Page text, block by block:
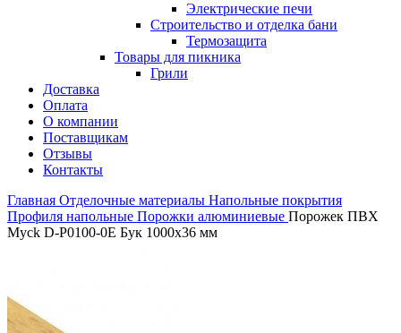
Электрические печи
Строительство и отделка бани
Термозащита
Товары для пикника
Грили
Доставка
Оплата
О компании
Поставщикам
Отзывы
Контакты
Главная Отделочные материалы Напольные покрытия
Профиля напольные Порожки алюминиевые Порожек ПВХ
Myck D-P0100-0E Бук 1000х36 мм